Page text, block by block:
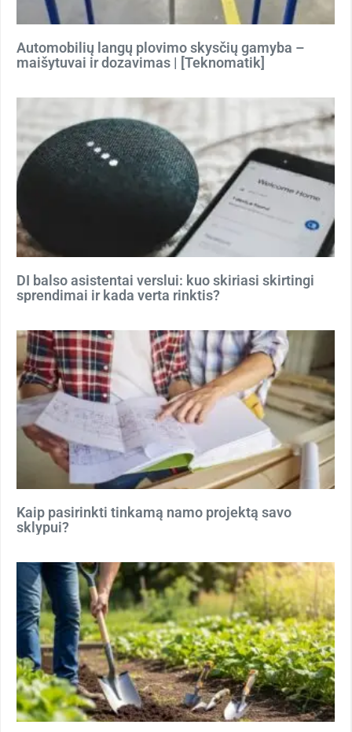
Automobilių langų plovimo skysčių gamyba –
maišytuvai ir dozavimas | [Teknomatik]
DI balso asistentai verslui: kuo skiriasi skirtingi
sprendimai ir kada verta rinktis?
Kaip pasirinkti tinkamą namo projektą savo
sklypui?